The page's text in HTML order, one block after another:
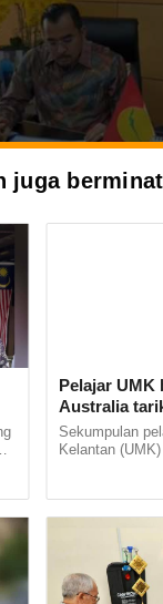
juga berminat
Pelajar UMK
Australia
Sekumpulan
Kelantan